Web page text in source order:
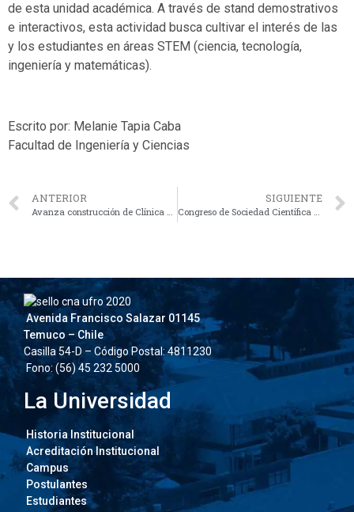
de esta unidad académica. A través de stand demostrativos
e interactivos, esta actividad busca cultivar el interés de las
y los estudiantes en áreas STEM (ciencia, tecnología,
ingeniería y matemáticas).
Escrito por: Melanie Tapia Caba
Facultad de Ingeniería y Ciencias
ANTERIOR SIGUIENTE
Avenida Francisco Salazar 01145
Temuco – Chile
Casilla 54-D – Código Postal: 4811230
Fono: (56) 45 232 5000
La Universidad
Historia Institucional
Acreditación Institucional
Campus
Postulantes
Estudiantes